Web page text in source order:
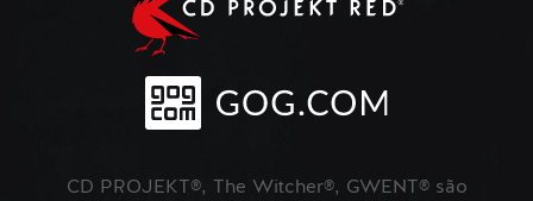
CD PROJEKT®, The Witcher®, GWENT® são